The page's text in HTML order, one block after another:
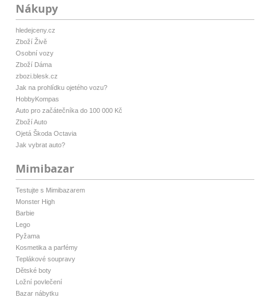
Nákupy
hledejceny.cz
Zboží Živě
Osobní vozy
Zboží Dáma
zbozi.blesk.cz
Jak na prohlídku ojetého vozu?
HobbyKompas
Auto pro začátečníka do 100 000 Kč
Zboží Auto
Ojetá Škoda Octavia
Jak vybrat auto?
Mimibazar
Testujte s Mimibazarem
Monster High
Barbie
Lego
Pyžama
Kosmetika a parfémy
Teplákové soupravy
Dětské boty
Ložní povlečení
Bazar nábytku